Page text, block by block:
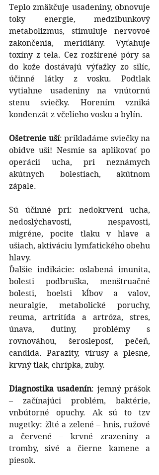
Teplo zmäkčuje usadeniny, obnovuje
toky energie, medzibunkový
metabolizmus, stimuluje nervovoé
zakončenia, meridiány. Vyťahuje
toxíny z tela. Cez rozšírené póry sa
do kože dostávajú výťažky zo silíc,
účinné látky z vosku. Podtlak
vytiahne usadeniny na vnútornú
stenu sviečky. Horením vzniká
kondenzát z včelieho vosku a bylín.
Ošetrenie uší: prikladáme sviečky na
obidve uši! Nesmie sa aplikovať po
operácii ucha, pri neznámych
akútnych bolestiach, akútnom
zápale.
Sú účinné pri: nedokrvení ucha,
nedoslýchavosti, nespavosti,
migréne, pocite tlaku v hlave a
ušiach, aktiváciu lymfatického obehu
hlavy.
Ďalšie indikácie: oslabená imunita,
bolesti podbruška, menštruačné
bolesti, boelsti kĺbov a valov,
neuralgie, metabolické poruchy,
reuma, artritída a artróza, stres,
únava, dutiny, problémy s
rovnováhou, šerosleposť, pečeň,
candida. Parazity, vírusy a plesne,
krvný tlak, chrípka, zuby.
Diagnostika usadenín: jemný prášok
– začínajúci problém, baktérie,
vnbútorné opuchy. Ak sú to tzv
nugetky: žlté a zelené – hnis, ružové
a červené – krvné zrazeniny a
tromby, sivé a čierne kamene a
piesok.